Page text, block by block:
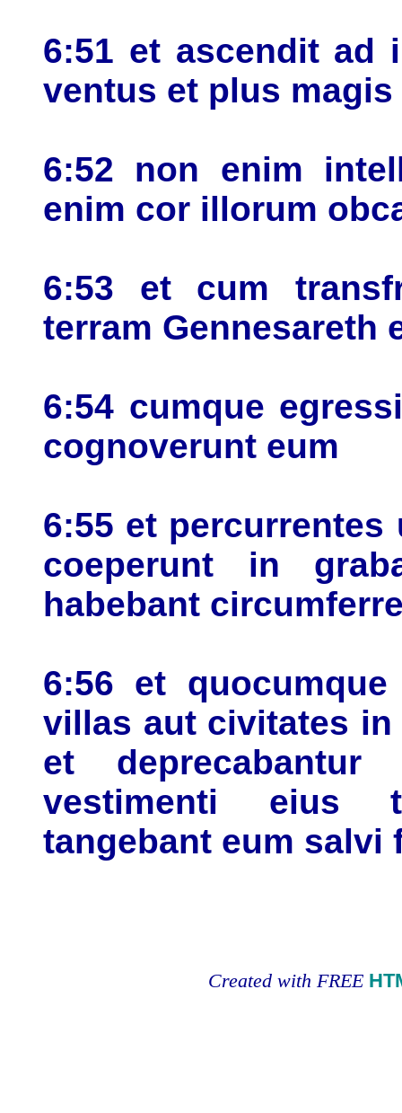
6:51 et ascendit ad
ventus et plus
6:52 non enim
enim cor illorum
6:53 et cum
terram Gennesareth
6:54 cumque
cognoverunt eum
6:55 et
coeperunt in
habebant
6:56 et
villas aut civitates
et
vestimenti eius
tangebant eum salvi
Created with FREE